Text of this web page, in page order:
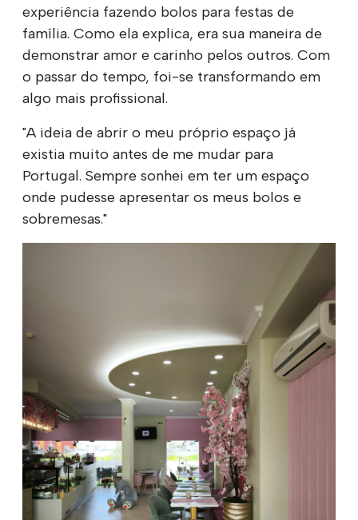
experiência fazendo bolos para festas de
família. Como ela explica, era sua maneira de
demonstrar amor e carinho pelos outros. Com
o passar do tempo, foi-se transformando em
algo mais profissional.
"A ideia de abrir o meu próprio espaço já
existia muito antes de me mudar para
Portugal. Sempre sonhei em ter um espaço
onde pudesse apresentar os meus bolos e
sobremesas."